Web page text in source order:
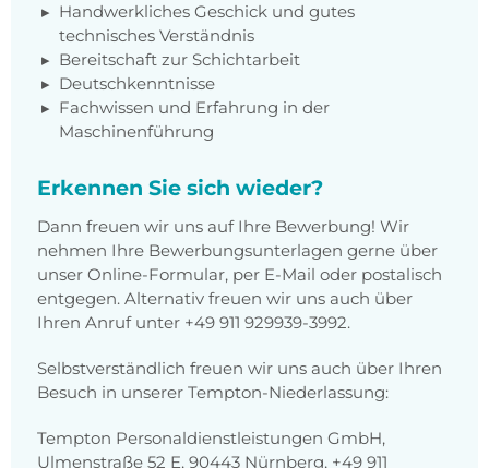
Handwerkliches Geschick und gutes
technisches Verständnis
Bereitschaft zur Schichtarbeit
Deutschkenntnisse
Fachwissen und Erfahrung in der
Maschinenführung
Erkennen Sie sich wieder?
Dann freuen wir uns auf Ihre Bewerbung! Wir
nehmen Ihre Bewerbungsunterlagen gerne über
unser Online-Formular, per E-Mail oder postalisch
entgegen. Alternativ freuen wir uns auch über
Ihren Anruf unter +49 911 929939-3992.
Selbstverständlich freuen wir uns auch über Ihren
Besuch in unserer Tempton-Niederlassung:
Tempton Personaldienstleistungen GmbH,
Ulmenstraße 52 E, 90443 Nürnberg, +49 911